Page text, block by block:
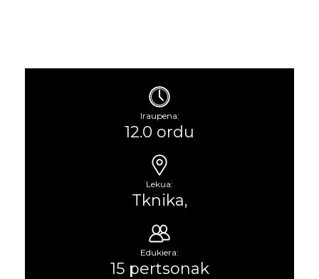
Iraupena:
12.0 ordu
Lekua:
Tknika,
Edukiera:
15 pertsonak